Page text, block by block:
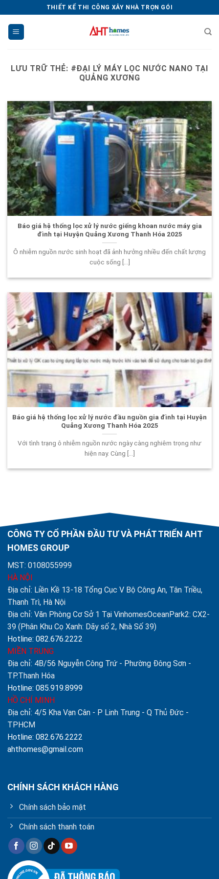
dung
THIẾT KẾ THI CÔNG XÂY NHÀ TRỌN GÓI
LƯU TRỮ THẺ: #ĐẠI LÝ MÁY LỌC NƯỚC NANO TẠI
QUẢNG XƯƠNG
Báo giá hệ thống lọc xử lý nước giếng khoan nước máy gia
đình tại Huyện Quảng Xương Thanh Hóa 2025
Ô nhiễm nguồn nước sinh hoạt đã ảnh hưởng nhiều đến chất lượng
cuộc sống [...]
Báo giá hệ thống lọc xử lý nước đầu nguồn gia đình tại Huyện
Quảng Xương Thanh Hóa 2025
Với tình trạng ô nhiễm nguồn nước ngày càng nghiêm trọng như
hiện nay. Cùng [...]
CÔNG TY CỔ PHẦN ĐẦU TƯ VÀ PHÁT TRIỂN AHT
HOMES GROUP
MST: 0108055999
HÀ NỘI
Địa chỉ: Liền Kề 13-18 Tổng Cục V Bộ Công An, Tân Triều,
Thanh Trì, Hà Nội
Địa chỉ: Văn Phòng Cơ Sở 1 Tại VinhomesOceanPark2: CX2-
39 (Phân Khu Cọ Xanh: Dãy số 2, Nhà Số 39)
Hotline: 082.676.2222
MIỀN TRUNG
Địa chỉ: 4B/56 Nguyễn Công Trứ - Phường Đông Sơn -
TP.Thanh Hóa
Hotline: 085.919.8999
HỒ CHÍ MINH
Địa chỉ: 4/5 Kha Vạn Cân - P Linh Trung - Q Thủ Đức -
TPHCM
Hotline: 082.676.2222
ahthomes@gmail.com
CHÍNH SÁCH KHÁCH HÀNG
Chính sách bảo mật
Chính sách thanh toán